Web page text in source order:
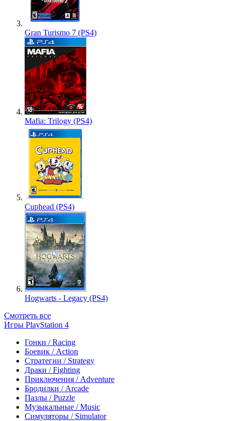
Gran Turismo 7 (PS4)
Mafia: Trilogy (PS4)
Cuphead (PS4)
Hogwarts - Legacy (PS4)
Смотреть все
Игры PlayStation 4
Гонки / Racing
Боевик / Action
Стратегии / Strategy
Драки / Fighting
Приключения / Adventure
Бродилки / Arcade
Пазлы / Puzzle
Музыкальные / Music
Симуляторы / Simulator